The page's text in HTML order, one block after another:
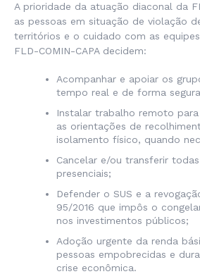
A prioridade da atuação diaconal da
as pessoas em situação de violação
territórios e o cuidado com as
FLD-COMIN-CAPA decidem:
Acompanhar e apoiar os
tempo real e de forma
Instalar trabalho remoto
as orientações de
isolamento físico, quando
Cancelar e/ou transferir
presenciais;
Defender o SUS e a
95/2016 que impôs o
nos investimentos públicos;
Adoção urgente da renda
pessoas empobrecidas e
crise econômica.